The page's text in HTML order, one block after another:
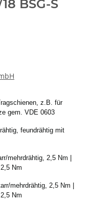
BSG-S
z.B. für
gem. VDE 0603
feundrähtig mit
mehrdrähtig, 2,5 Nm |
Nm
mehrdrähtig, 2,5 Nm |
Nm